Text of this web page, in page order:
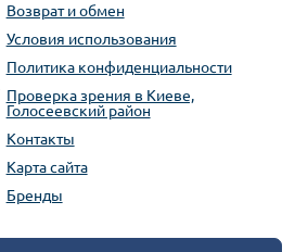
Возврат и обмен
Условия использования
Политика конфиденциальности
Проверка зрения в Киеве,
Голосеевский район
Контакты
Карта сайта
Бренды